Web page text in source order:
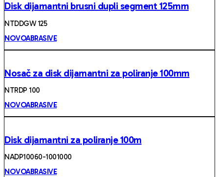
Disk dijamantni brusni dupli segment 125mm
NTDDGW 125
NOVOABRASIVE
Nosač za disk dijamantni za poliranje 100mm
NTRDP 100
NOVOABRASIVE
Disk dijamantni za poliranje 100m
NADP10060-1001000
NOVOABRASIVE